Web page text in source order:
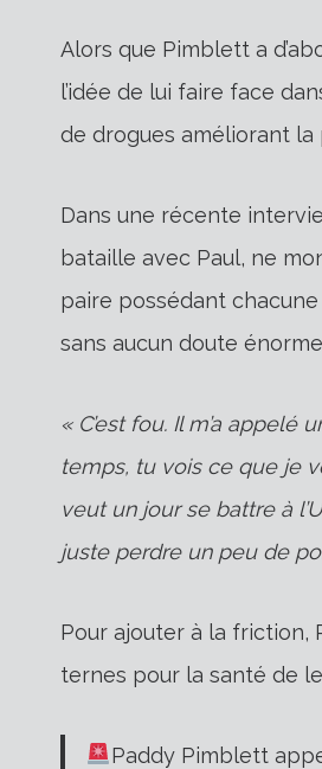
Alors que Pimblett a
l’idée de lui faire face
de drogues améliorant la
Dans une récente
bataille avec Paul, ne
paire possédant
sans aucun doute
« C’est fou. Il m’a
temps, tu vois ce que je
veut un jour se battre à
juste perdre un peu de
Pour ajouter à la friction,
ternes pour la santé de
Paddy Pimblett